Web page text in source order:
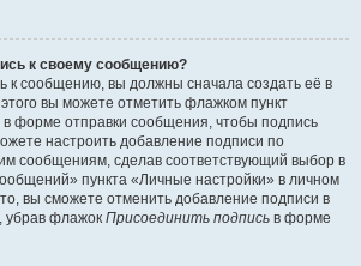
к своему сообщению?
к сообщению, вы должны сначала создать её в
вы можете отметить флажком пункт
в форме отправки сообщения, чтобы подпись
настроить добавление подписи по
сообщениям, сделав соответствующий выбор в
пункта «Личные настройки» в личном
вы сможете отменить добавление подписи в
убрав флажок Присоединить подпись в форме